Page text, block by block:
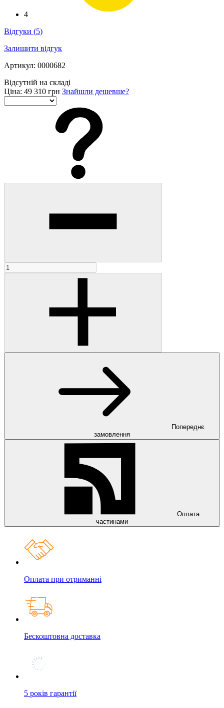
4
Відгуки (5)
Залишити відгук
Артикул: 0000682
Відсутній на складі
Ціна: 49 310 грн Знайшли дешевше?
Попереднє
замовлення
Оплата
частинами
Оплата при отриманні
Бескоштовна доставка
5 років гарантії